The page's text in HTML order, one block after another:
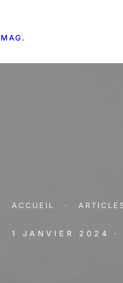
ACCUEIL ·
1 JANVIER 2024 ·